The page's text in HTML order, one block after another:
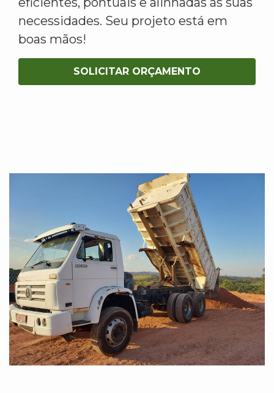
necessidades. Seu projeto está em
boas mãos!
SOLICITAR ORÇAMENTO